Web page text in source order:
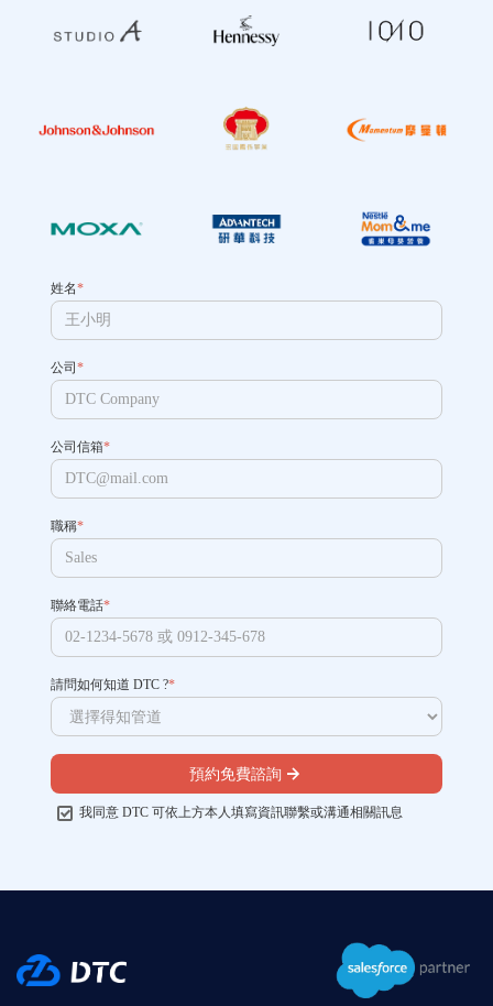
姓名*
公司 *
公司信箱*
職稱*
聯絡電話*
請問如何知道 DTC ?*
預約免費諮詢
我同意 DTC 可依上方本人填寫資訊聯繫或溝通相關訊息